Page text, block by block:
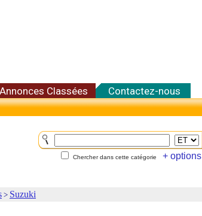
Annonces Classées Contactez-nous
Chercher dans cette catégorie + options
> Suzuki